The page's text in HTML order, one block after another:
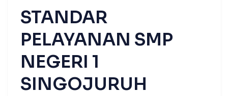
STANDAR
PELAYANAN SMP
NEGERI 1
SINGOJURUH